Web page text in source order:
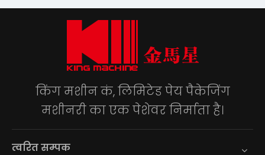
किंग मशीन कं, लिमिटेड पेय पैकेजिंग
मशीनरी का एक पेशेवर निर्माता है।
त्वरित सम्पक